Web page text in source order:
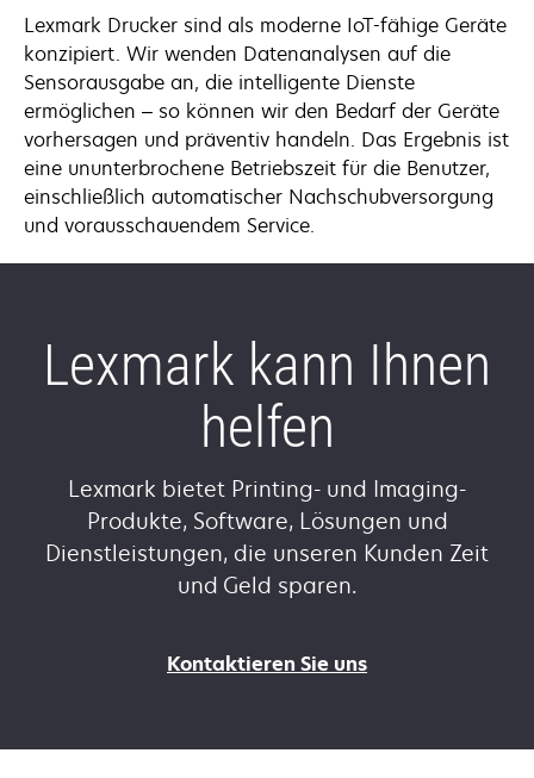
Lexmark Drucker sind als moderne IoT-fähige Geräte
konzipiert. Wir wenden Datenanalysen auf die
Sensorausgabe an, die intelligente Dienste
ermöglichen – so können wir den Bedarf der Geräte
vorhersagen und präventiv handeln. Das Ergebnis ist
eine ununterbrochene Betriebszeit für die Benutzer,
einschließlich automatischer Nachschubversorgung
und vorausschauendem Service.
Lexmark kann Ihnen
helfen
Lexmark bietet Printing- und Imaging-
Produkte, Software, Lösungen und
Dienstleistungen, die unseren Kunden Zeit
und Geld sparen.
Kontaktieren Sie uns